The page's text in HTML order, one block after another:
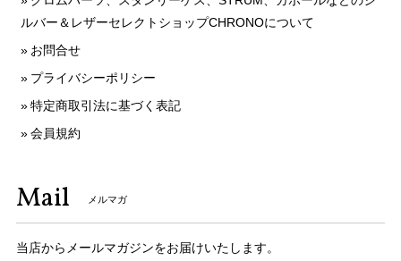
ルバー＆レザーセレクトショップCHRONOについて
お問合せ
プライバシーポリシー
特定商取引法に基づく表記
会員規約
Mail メルマガ
当店からメールマガジンをお届けいたします。